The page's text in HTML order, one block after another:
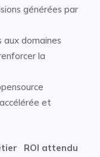
générées par
aux domaines
la
et
ROI attendu